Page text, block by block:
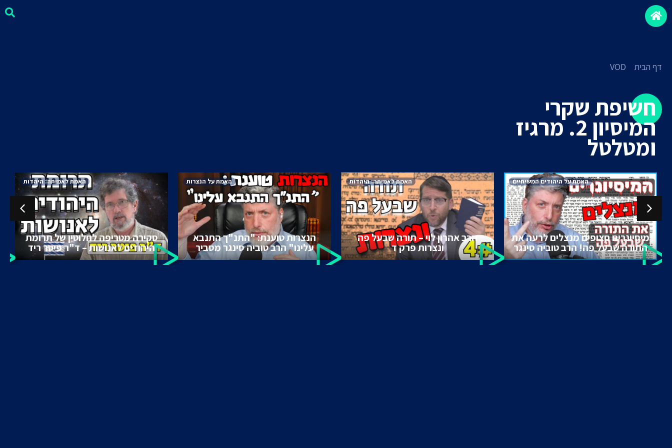
דף הבית VOD
חשיפת שקרי
המיסיון 2. מרגיז
ומטלטל
האמת על היהודים המשיחיים
מיסיונרים חצופים מנצלים לרעה את
התורה שבעל פה! הרב טוביה סינגר
האמת לאמיתה: היהדות
הרב אהרון לוי – תורה שבעל פה
ונצרות פרק ד
האמת על הנצרות
הנצרות טוענת: "התנ"ך התנבא
עלינו" הרב טוביה סינגר מסביר
האמת לאמיתה: היהדות
סקירה מטריפה לחלוטין של תרומת
היהודים לאנושות – ד"ר פיטר ריד